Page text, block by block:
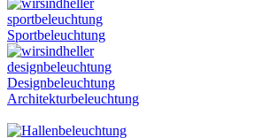
Sportbeleuchtung
Designbeleuchtung
Architekturbeleuchtung